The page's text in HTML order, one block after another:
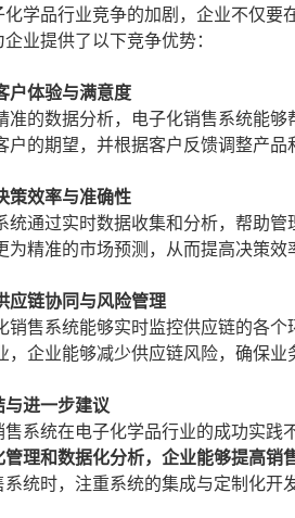
化学品行业竞争的加剧，企业不仅
业提供了以下竞争优势：
户体验与满意度
准的数据分析，电子化销售系统能
户的期望，并根据客户反馈调整产品
策效率与准确性
统通过实时数据收集和分析，帮助
为精准的市场预测，从而提高决策效
应链协同与风险管理
销售系统能够实时监控供应链的各
，企业能够减少供应链风险，确保业
与进一步建议
售系统在电子化学品行业的成功实践
理和数据化分析，企业能够提高销
系统时，注重系统的集成与定制化开